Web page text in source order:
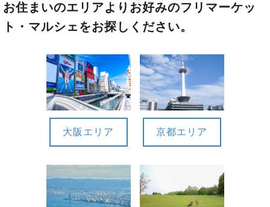
お住まいのエリアよりお好みのフリマーケッ
ト・マルシェをお探しください。
大阪エリア 京都エリア